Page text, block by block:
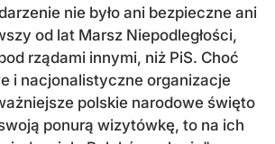
nie było ani bezpieczne ani
od lat Marsz Niepodległości,
rządami innymi, niż PiS. Choć
i nacjonalistyczne organizacje
polskie narodowe święto
ponurą wizytówkę, to na ich